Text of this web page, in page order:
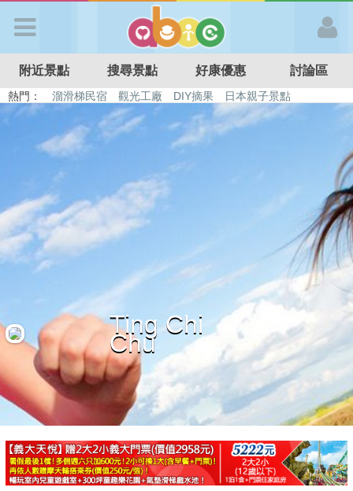
APP登入
首 頁
搜尋景點
好康優惠
最新留言
商家合作
推薦景點
討論區
附近景點 搜尋景點 好康優惠 討論區
熱門： 溜滑梯民宿 觀光工廠 DIY摘果
日本親子景點
特色遊戲場
親子住房優惠 台北親子餐廳 溫泉泡湯SPA
Ting Chi
Chu